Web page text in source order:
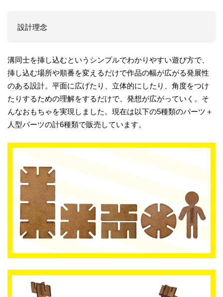
設計理念
溝同士を挿し込むというシンプルでわかりやすい遊び方で、
挿し込む場所や順番を変えるだけで作品の幅が広がる発展性
のある設計。平面に広げたり、立体的にしたり、角度をつけ
たりするための理解をするだけで、発想が広がっていく。そ
んなおもちゃを実現しました。現在は以下の5種類のパーツ＋
人型パーツの計6種類で販売しています。